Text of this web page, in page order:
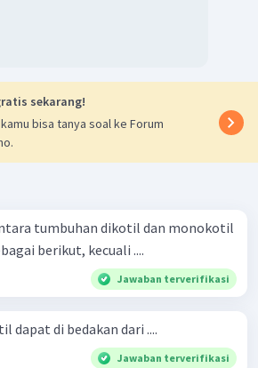
sekarang!
bisa tanya soal ke Forum
tumbuhan dikotil dan monokotil
berikut, kecuali ....
Jawaban terverifikasi
dapat di bedakan dari ....
Jawaban terverifikasi